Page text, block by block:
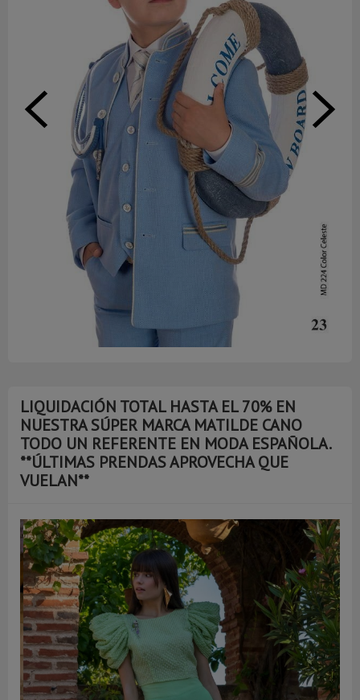
LIQUIDACIÓN TOTAL HASTA EL 70% EN
NUESTRA SÚPER MARCA MATILDE CANO
TODO UN REFERENTE EN MODA ESPAÑOLA.
**ÚLTIMAS PRENDAS APROVECHA QUE
VUELAN**